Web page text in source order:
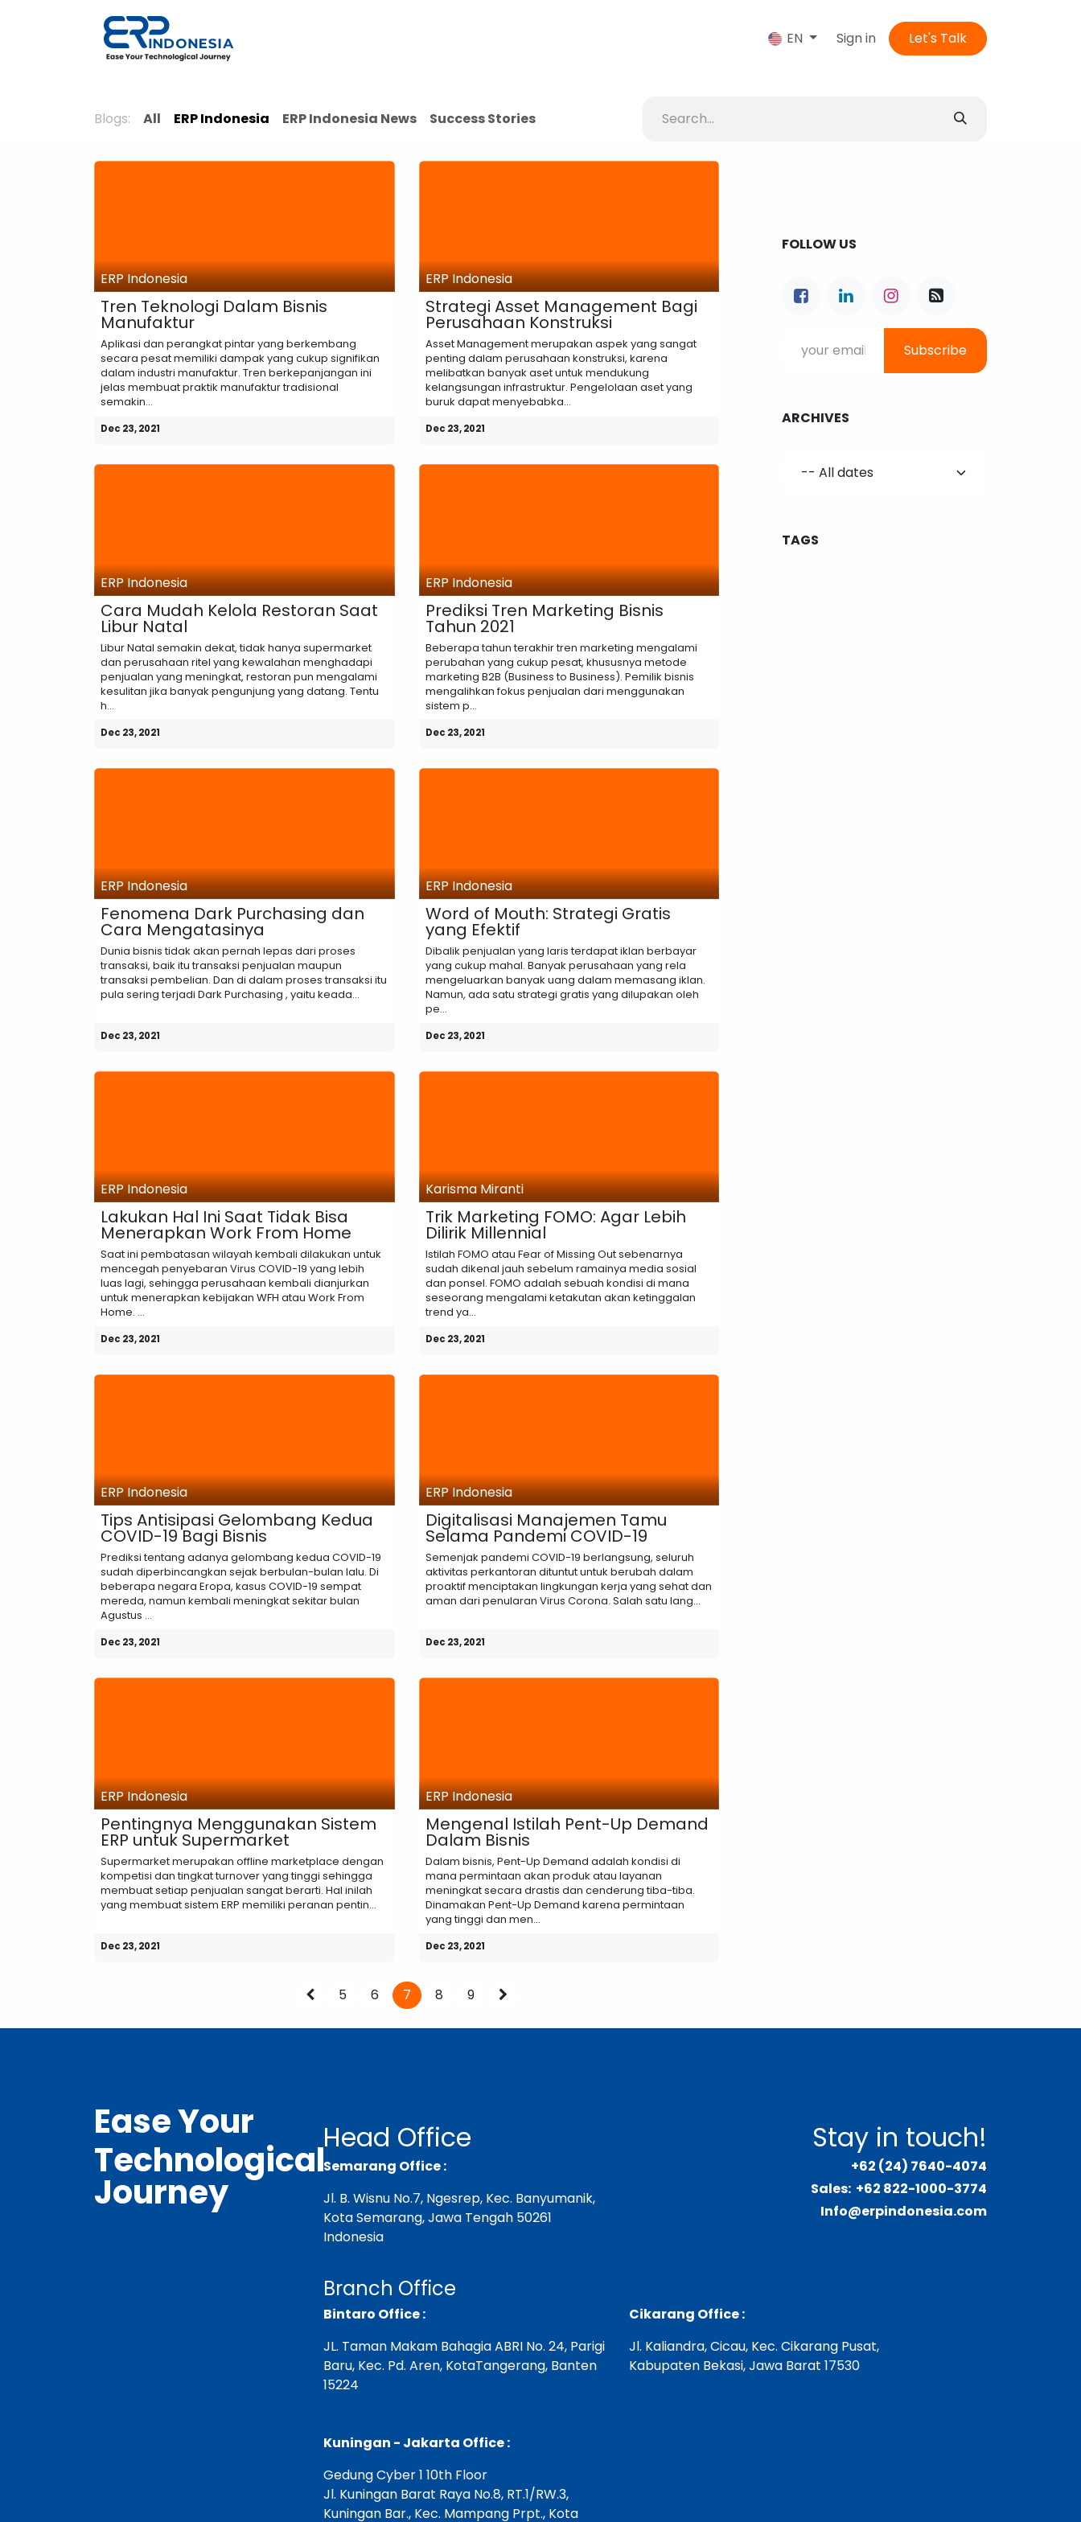
EN Sign in Let's Talk
Blogs: All ERP Indonesia ERP Indonesia News Success Stories
ERP Indonesia
Tren Teknologi Dalam Bisnis
Manufaktur
Aplikasi dan perangkat pintar yang berkembang
secara pesat memiliki dampak yang cukup signifikan
dalam industri manufaktur. Tren berkepanjangan ini
jelas membuat praktik manufaktur tradisional
semakin...
Dec 23, 2021
ERP Indonesia
Strategi Asset Management Bagi
Perusahaan Konstruksi
Asset Management merupakan aspek yang sangat
penting dalam perusahaan konstruksi, karena
melibatkan banyak aset untuk mendukung
kelangsungan infrastruktur. Pengelolaan aset yang
buruk dapat menyebabka...
Dec 23, 2021
ERP Indonesia
Cara Mudah Kelola Restoran Saat
Libur Natal
Libur Natal semakin dekat, tidak hanya supermarket
dan perusahaan ritel yang kewalahan menghadapi
penjualan yang meningkat, restoran pun mengalami
kesulitan jika banyak pengunjung yang datang. Tentu
h...
Dec 23, 2021
ERP Indonesia
Prediksi Tren Marketing Bisnis
Tahun 2021
Beberapa tahun terakhir tren marketing mengalami
perubahan yang cukup pesat, khususnya metode
marketing B2B (Business to Business). Pemilik bisnis
mengalihkan fokus penjualan dari menggunakan
sistem p...
Dec 23, 2021
ERP Indonesia
Fenomena Dark Purchasing dan
Cara Mengatasinya
Dunia bisnis tidak akan pernah lepas dari proses
transaksi, baik itu transaksi penjualan maupun
transaksi pembelian. Dan di dalam proses transaksi itu
pula sering terjadi Dark Purchasing , yaitu keada...
Dec 23, 2021
ERP Indonesia
Word of Mouth: Strategi Gratis
yang Efektif
Dibalik penjualan yang laris terdapat iklan berbayar
yang cukup mahal. Banyak perusahaan yang rela
mengeluarkan banyak uang dalam memasang iklan.
Namun, ada satu strategi gratis yang dilupakan oleh
pe...
Dec 23, 2021
ERP Indonesia
Lakukan Hal Ini Saat Tidak Bisa
Menerapkan Work From Home
Saat ini pembatasan wilayah kembali dilakukan untuk
mencegah penyebaran Virus COVID-19 yang lebih
luas lagi, sehingga perusahaan kembali dianjurkan
untuk menerapkan kebijakan WFH atau Work From
Home. ...
Dec 23, 2021
Karisma Miranti
Trik Marketing FOMO: Agar Lebih
Dilirik Millennial
Istilah FOMO atau Fear of Missing Out sebenarnya
sudah dikenal jauh sebelum ramainya media sosial
dan ponsel. FOMO adalah sebuah kondisi di mana
seseorang mengalami ketakutan akan ketinggalan
trend ya...
Dec 23, 2021
ERP Indonesia
Tips Antisipasi Gelombang Kedua
COVID-19 Bagi Bisnis
Prediksi tentang adanya gelombang kedua COVID-19
sudah diperbincangkan sejak berbulan-bulan lalu. Di
beberapa negara Eropa, kasus COVID-19 sempat
mereda, namun kembali meningkat sekitar bulan
Agustus ...
Dec 23, 2021
ERP Indonesia
Digitalisasi Manajemen Tamu
Selama Pandemi COVID-19
Semenjak pandemi COVID-19 berlangsung, seluruh
aktivitas perkantoran dituntut untuk berubah dalam
proaktif menciptakan lingkungan kerja yang sehat dan
aman dari penularan Virus Corona. Salah satu lang...
Dec 23, 2021
ERP Indonesia
Pentingnya Menggunakan Sistem
ERP untuk Supermarket
Supermarket merupakan offline marketplace dengan
kompetisi dan tingkat turnover yang tinggi sehingga
membuat setiap penjualan sangat berarti. Hal inilah
yang membuat sistem ERP memiliki peranan pentin...
Dec 23, 2021
ERP Indonesia
Mengenal Istilah Pent-Up Demand
Dalam Bisnis
Dalam bisnis, Pent-Up Demand adalah kondisi di
mana permintaan akan produk atau layanan
meningkat secara drastis dan cenderung tiba-tiba.
Dinamakan Pent-Up Demand karena permintaan
yang tinggi dan men...
Dec 23, 2021
5 6 7 8 9
FOLLOW US
Subscribe
ARCHIVES
TAGS
Ease Your
Technological
Journey
Head Office
Semarang Office :
Jl. B. Wisnu No.7, Ngesrep, Kec. Banyumanik,
Kota Semarang, Jawa Tengah 50261
Indonesia
Stay in touch!
+62 (24) 7640-4074
Sales: +62 822-1000-3774
Info@erpindonesia.com
Branch Office
Bintaro Office :
JL. Taman Makam Bahagia ABRI No. 24, Parigi
Baru, Kec. Pd. Aren, KotaTangerang, Banten
15224
Cikarang Office :
Jl. Kaliandra, Cicau, Kec. Cikarang Pusat,
Kabupaten Bekasi, Jawa Barat 17530
Kuningan - Jakarta Office :
Gedung Cyber 1 10th Floor
Jl. Kuningan Barat Raya No.8, RT.1/RW.3,
Kuningan Bar., Kec. Mampang Prpt., Kota